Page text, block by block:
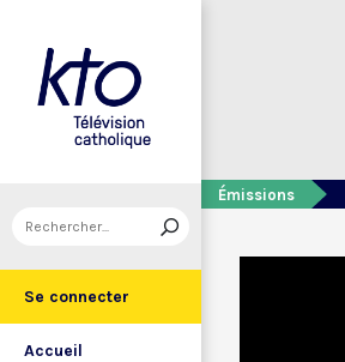
Se connecter
Accueil
Émissions